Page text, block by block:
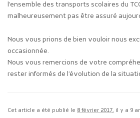
l’ensemble des transports scolaires du
malheureusement pas être assuré
Nous vous prions de bien vouloir nous
occasionnée.
Nous vous remercions de votre
rester informés de l’évolution de la
Cet article a été publié le 8 février 2017, il y a 9